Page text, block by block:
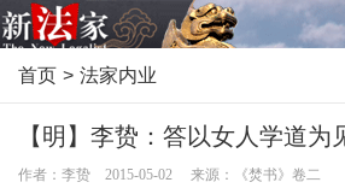
首页 > 法家内业
【明】李贽：答以女人学道为
作者：李贽 2015-05-02 来源：《焚书》卷二